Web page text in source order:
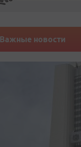
Важные новости